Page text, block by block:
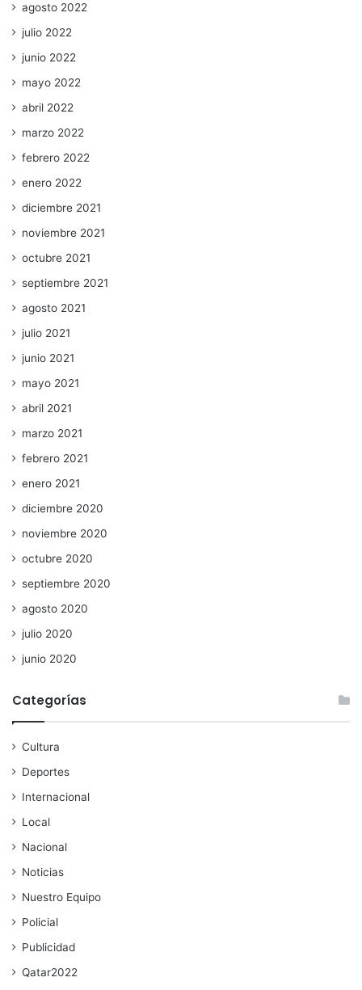
agosto 2022
julio 2022
junio 2022
mayo 2022
abril 2022
marzo 2022
febrero 2022
enero 2022
diciembre 2021
noviembre 2021
octubre 2021
septiembre 2021
agosto 2021
julio 2021
junio 2021
mayo 2021
abril 2021
marzo 2021
febrero 2021
enero 2021
diciembre 2020
noviembre 2020
octubre 2020
septiembre 2020
agosto 2020
julio 2020
junio 2020
Categorías
Cultura
Deportes
Internacional
Local
Nacional
Noticias
Nuestro Equipo
Policial
Publicidad
Qatar2022